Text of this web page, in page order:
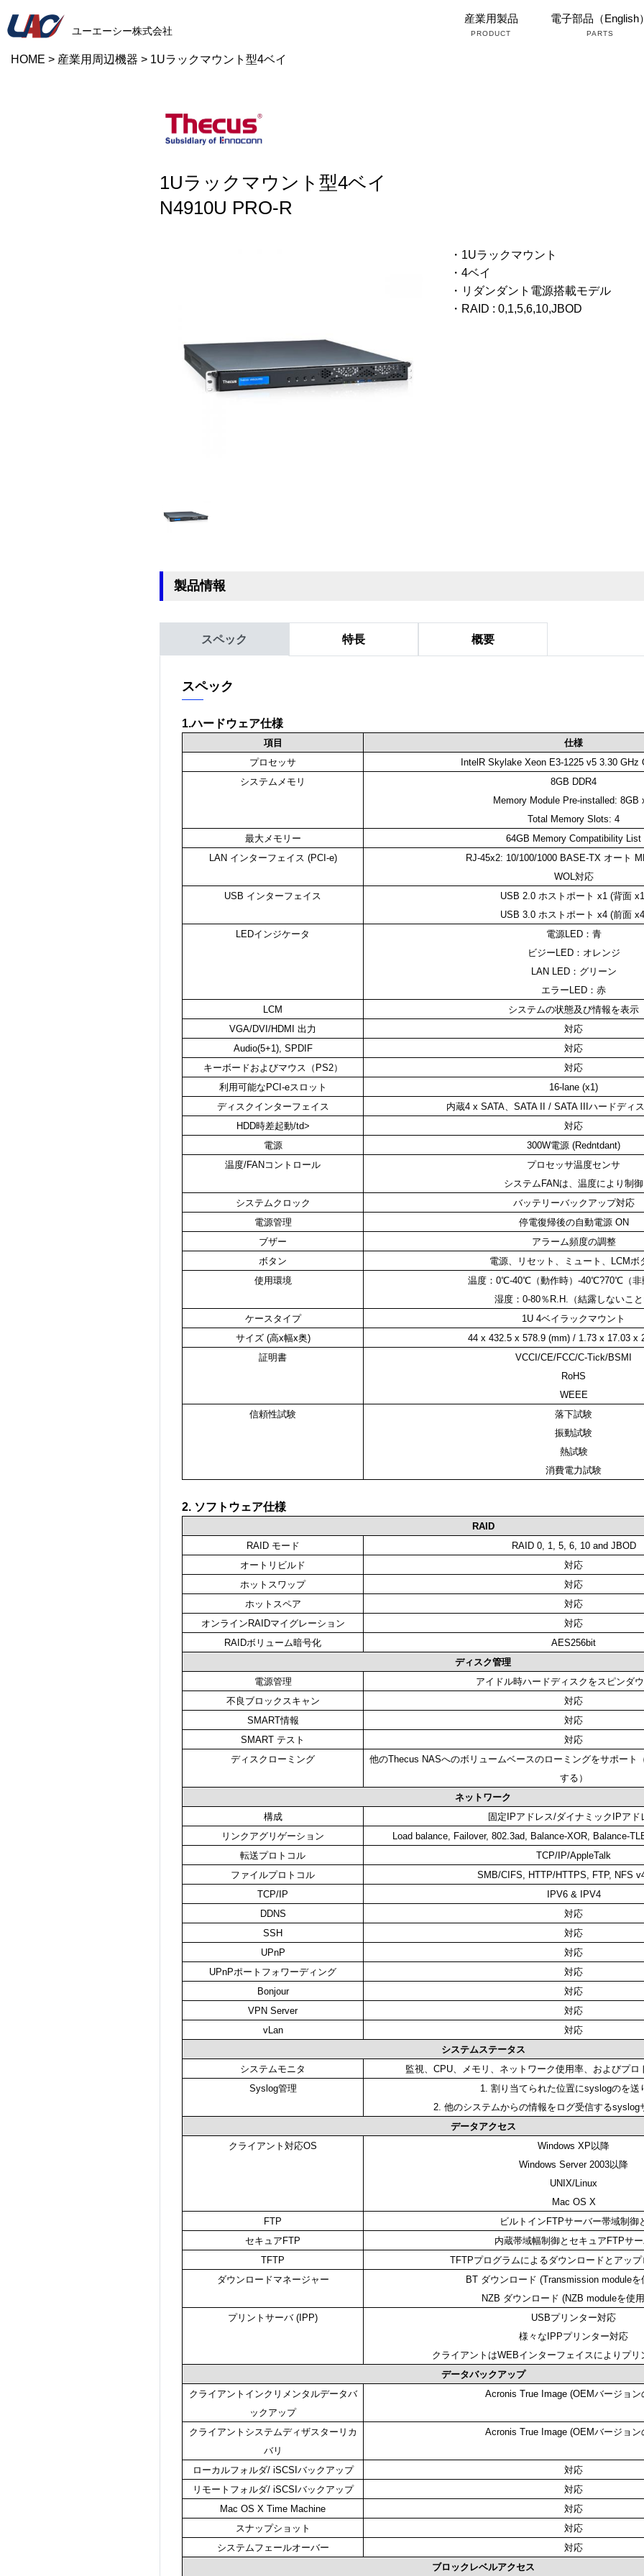
ユーエーシー株式会社
産業用製品
PRODUCT
電子部品（English）
PARTS
HOME > 産業用周辺機器 > 1Uラックマウント型4ベイ
1Uラックマウント型4ベイ
N4910U PRO-R
・1Uラックマウント
・4ベイ
・リダンダント電源搭載モデル
・RAID : 0,1,5,6,10,JBOD
製品情報
スペック 特長 概要
スペック
1.ハードウェア仕様
項目
仕様
プロセッサ
IntelR Skylake Xeon E3-1225 v5 3.30 GHz
システムメモリ
8GB DDR4
Memory Module Pre-installed: 8GB
Total Memory Slots: 4
最大メモリー
64GB Memory Compatibility List
LAN インターフェイス (PCI-e)
RJ-45x2: 10/100/1000 BASE-TX オート
WOL対応
USB インターフェイス
USB 2.0 ホストポート x1 (背面
USB 3.0 ホストポート x4 (前面
LEDインジケータ
電源LED：青
ビジーLED：オレンジ
LAN LED：グリーン
エラーLED：赤
LCM
システムの状態及び情報を表示
VGA/DVI/HDMI 出力
対応
Audio(5+1), SPDIF
対応
キーボードおよびマウス（PS2）
対応
利用可能なPCI-eスロット
16-lane (x1)
ディスクインターフェイス
内蔵4 x SATA、SATA II / SATA IIIハードディ
HDD時差起動/td>
対応
電源
300W電源 (Redntdant)
温度/FANコントロール
プロセッサ温度センサ
システムFANは、温度により制御
システムクロック
バッテリーバックアップ対応
電源管理
停電復帰後の自動電源 ON
ブザー
アラーム頻度の調整
ボタン
電源、リセット、ミュート、LCMボ
使用環境
温度：0℃-40℃（動作時）-40℃?70℃（非
湿度：0-80％R.H.（結露しないこと
ケースタイプ
1U 4ベイラックマウント
サイズ (高x幅x奥)
44 x 432.5 x 578.9 (mm) / 1.73 x 17.03 x
証明書
VCCI/CE/FCC/C-Tick/BSMI
RoHS
WEEE
信頼性試験
落下試験
振動試験
熱試験
消費電力試験
2. ソフトウェア仕様
RAID
RAID モード
RAID 0, 1, 5, 6, 10 and JBOD
オートリビルド
対応
ホットスワップ
対応
ホットスペア
対応
オンラインRAIDマイグレーション
対応
RAIDボリューム暗号化
AES256bit
ディスク管理
電源管理
アイドル時ハードディスクをスピンダ
不良ブロックスキャン
対応
SMART情報
対応
SMART テスト
対応
ディスクローミング
他のThecus NASへのボリュームベースのローミングをサポート
する）
ネットワーク
構成
固定IPアドレス/ダイナミックIPアド
リンクアグリゲーション
Load balance, Failover, 802.3ad, Balance-XOR, Balance-
転送プロトコル
TCP/IP/AppleTalk
ファイルプロトコル
SMB/CIFS, HTTP/HTTPS, FTP, NFS
TCP/IP
IPV6 & IPV4
DDNS
対応
SSH
対応
UPnP
対応
UPnPポートフォワーディング
対応
Bonjour
対応
VPN Server
対応
vLan
対応
システムステータス
システムモニタ
監視、CPU、メモリ、ネットワーク使用率、およびプロ
Syslog管理
1. 割り当てられた位置にsyslogのを送
2. 他のシステムからの情報をログ受信するsyslog
データアクセス
クライアント対応OS
Windows XP以降
Windows Server 2003以降
UNIX/Linux
Mac OS X
FTP
ビルトインFTPサーバー帯域制御
セキュアFTP
内蔵帯域幅制御とセキュアFTPサ
TFTP
TFTPプログラムによるダウンロードとアッ
ダウンロードマネージャー
BT ダウンロード (Transmission moduleを
NZB ダウンロード (NZB moduleを使
プリントサーバ (IPP)
USBプリンター対応
様々なIPPプリンター対応
クライアントはWEBインターフェイスによりプリ
データバックアップ
クライアントインクリメンタルデータバ
ックアップ
Acronis True Image (OEMバージョン
クライアントシステムディザスターリカ
バリ
Acronis True Image (OEMバージョン
ローカルフォルダ/ iSCSIバックアップ
対応
リモートフォルダ/ iSCSIバックアップ
対応
Mac OS X Time Machine
対応
スナップショット
対応
システムフェールオーバー
対応
ブロックレベルアクセス